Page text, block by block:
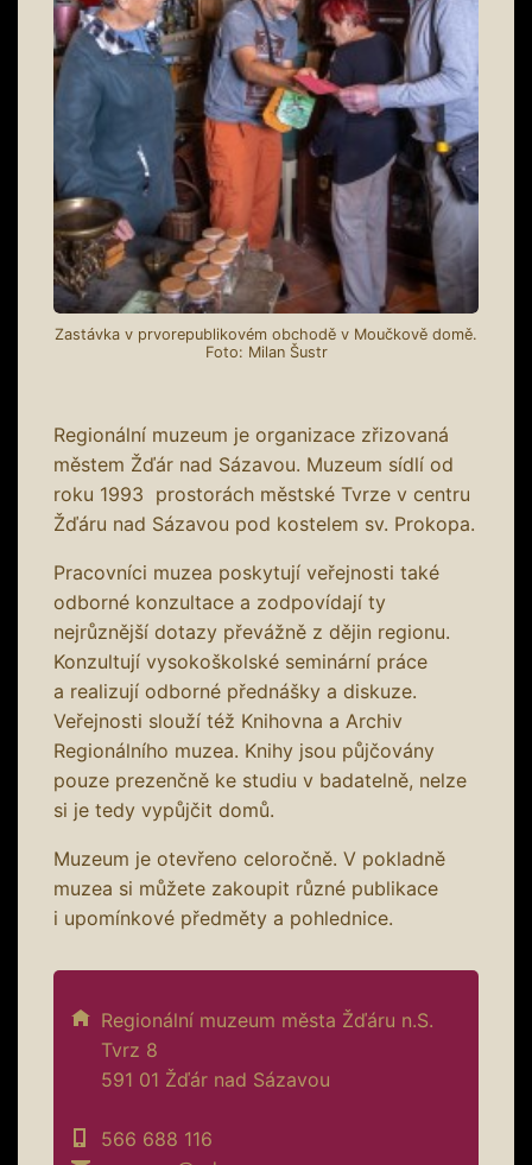
Zastávka v prvorepublikovém obchodě v Moučkově domě.
Foto: Milan Šustr
Regionální muzeum je organizace zřizovaná
městem Žďár nad Sázavou. Muzeum sídlí od
roku 1993 prostorách městské Tvrze v centru
Žďáru nad Sázavou pod kostelem sv. Prokopa.
Pracovníci muzea poskytují veřejnosti také
odborné konzultace a zodpovídají ty
nejrůznější dotazy převážně z dějin regionu.
Konzultují vysokoškolské seminární práce
a realizují odborné přednášky a diskuze.
Veřejnosti slouží též Knihovna a Archiv
Regionálního muzea. Knihy jsou půjčovány
pouze prezenčně ke studiu v badatelně, nelze
si je tedy vypůjčit domů.
Muzeum je otevřeno celoročně. V pokladně
muzea si můžete zakoupit různé publikace
i upomínkové předměty a pohlednice.
Regionální muzeum města Žďáru n.S.
Tvrz 8
591 01 Žďár nad Sázavou
566 688 116